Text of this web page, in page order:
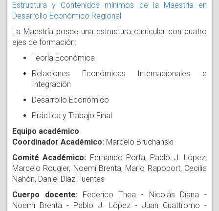
Estructura y Contenidos mínimos de la Maestría en
Desarrollo Económico Regional
La Maestría posee una estructura curricular con cuatro
ejes de formación:
Teoría Económica
Relaciones Económicas Internacionales e
Integración
Desarrollo Económico
Práctica y Trabajo Final
Equipo académico
Coordinador Académico: Marcelo Bruchanski
Comité Académico: Fernando Porta, Pablo J. López,
Marcelo Rougier, Noemí Brenta, Mario Rapoport, Cecilia
Nahón, Daniel Díaz Fuentes
Cuerpo docente: Federico Thea - Nicolás Diana -
Noemí Brenta - Pablo J. López - Juan Cuattromo -